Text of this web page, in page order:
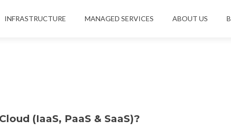
INFRASTRUCTURE MANAGED SERVICES ABOUT US
(IaaS, PaaS & SaaS)?